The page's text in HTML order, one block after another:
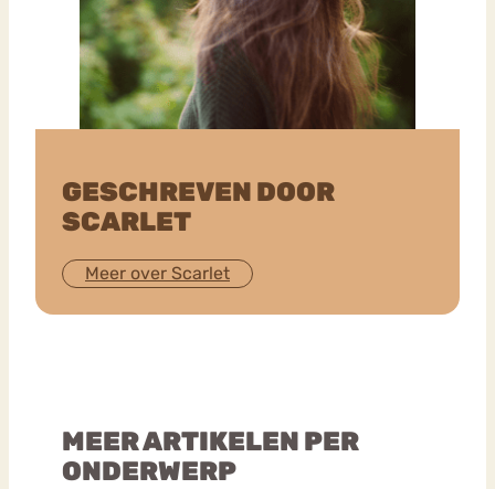
GESCHREVEN DOOR
SCARLET
Meer over Scarlet
MEER ARTIKELEN PER
ONDERWERP